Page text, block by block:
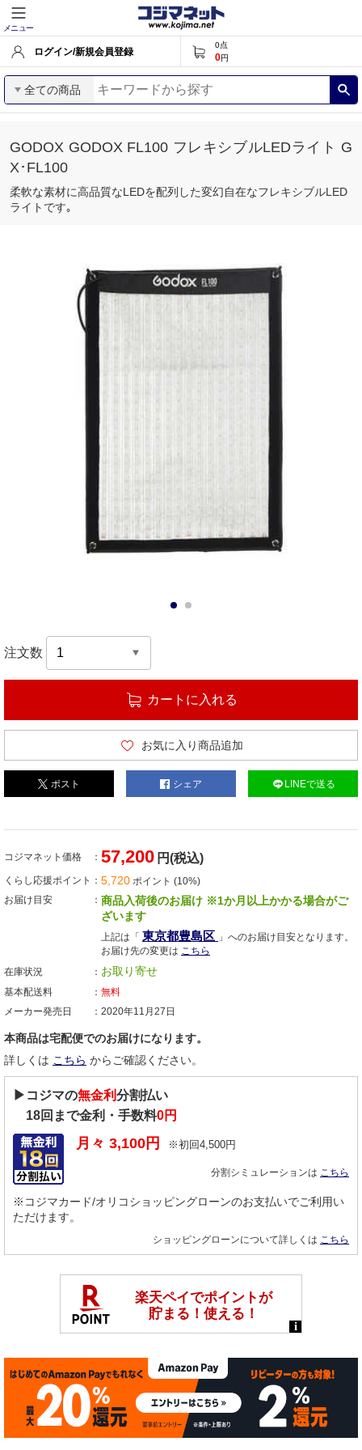
メニュー
ログイン/新規会員登録
0点
0円
全ての商品
GODOX GODOX FL100 フレキシブルLEDライト G
X･FL100
柔軟な素材に高品質なLEDを配列した変幻自在なフレキシブルLED
ライトです｡
注文数
カートに入れる
お気に入り商品追加
ポスト シェア LINEで送る
コジマネット価格 57,200 円(税込)
くらし応援ポイント 5,720 ポイント (10%)
お届け目安
商品入荷後のお届け ※1か月以上かかる場合がご
ざいます
上記は「 東京都豊島区 」へのお届け目安となります。
お届け先の変更は こちら
在庫状況
お取り寄せ
基本配送料
無料
メーカー発売日
2020年11月27日
本商品は宅配便でのお届けになります。
詳しくは こちら からご確認ください。
▶コジマの無金利分割払い
18回まで金利・手数料0円
月々 3,100 円 ※初回4,500円
分割シミュレーションは こちら
※コジマカード/オリコショッピングローンのお支払いでご利用い
ただけます。
ショッピングローンについて詳しくは こちら